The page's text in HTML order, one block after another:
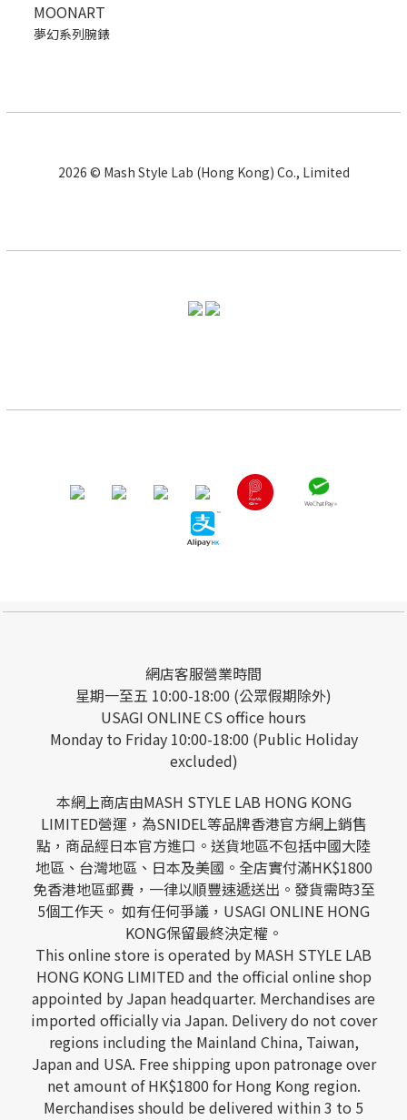
MOONART
夢幻系列腕錶
2026 © Mash Style Lab (Hong Kong) Co., Limited
網店客服營業時間
星期一至五 10:00-18:00 (公眾假期除外)
USAGI ONLINE CS office hours
Monday to Friday 10:00-18:00 (Public Holiday
excluded)
本網上商店由MASH STYLE LAB HONG KONG
LIMITED營運，為SNIDEL等品牌香港官方網上銷售
點，商品經日本官方進口。送貨地區不包括中國大陸
地區、台灣地區、日本及美國。全店實付滿HK$1800
免香港地區郵費，一律以順豐速遞送出。發貨需時3至
5個工作天。 如有任何爭議，USAGI ONLINE HONG
KONG保留最終決定權。
This online store is operated by MASH STYLE LAB
HONG KONG LIMITED and the official online shop
appointed by Japan headquarter. Merchandises are
imported officially via Japan. Delivery do not cover
regions including the Mainland China, Taiwan,
Japan and USA. Free shipping upon patronage over
net amount of HK$1800 for Hong Kong region.
Merchandises should be delivered within 3 to 5